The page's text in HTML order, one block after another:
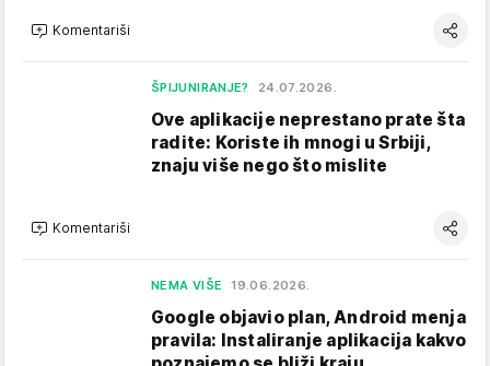
Komentariši
ŠPIJUNIRANJE? 24.07.2026.
Ove aplikacije neprestano prate šta
radite: Koriste ih mnogi u Srbiji,
znaju više nego što mislite
Komentariši
NEMA VIŠE 19.06.2026.
Google objavio plan, Android menja
pravila: Instaliranje aplikacija kakvo